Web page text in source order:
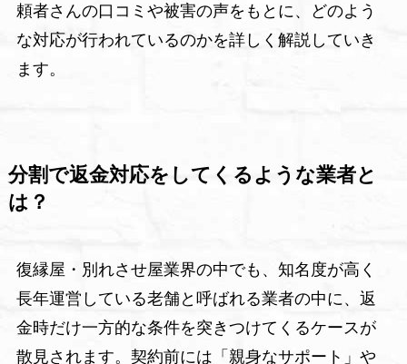
頼者さんの口コミや被害の声をもとに、どのよう
な対応が行われているのかを詳しく解説していき
ます。
分割で返金対応をしてくるような業者と
は？
復縁屋・別れさせ屋業界の中でも、知名度が高く
長年運営している老舗と呼ばれる業者の中に、返
金時だけ一方的な条件を突きつけてくるケースが
散見されます。契約前には「親身なサポート」や